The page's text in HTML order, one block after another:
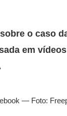
o caso
em
— Foto: